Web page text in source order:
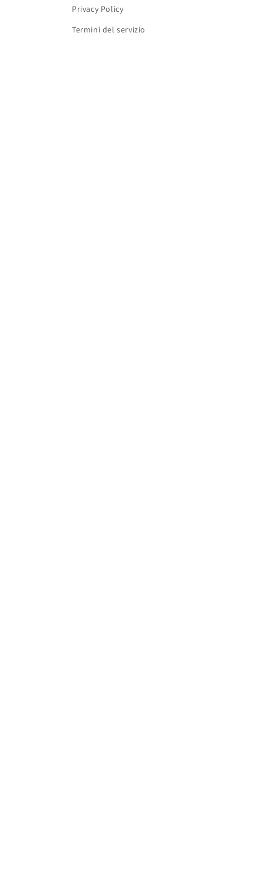
Privacy Policy
Termini del servizio